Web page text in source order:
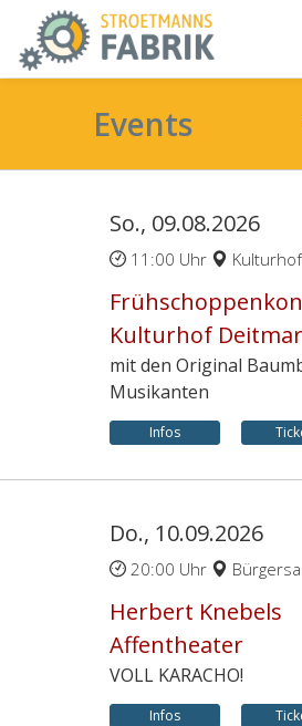
Events
So., 09.08.2026
11:00 Uhr
Kulturhof Deitmar
mit den Original
Musikanten
Infos
Do., 10.09.2026
20:00 Uhr
Herbert Knebels
Affentheater
VOLL KARACHO!
Infos